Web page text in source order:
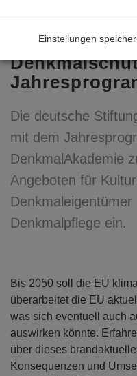
Deutsche
Die deutsche
mit dem
DenkmalAkademie
Angeboten für
Denkmalpflege ein.
Bis 2050 soll die EU
überarbeitet die EU
was sich eventuell auch
auswirken könnte.
über dieses
Konsequenzen und
Einstellungen